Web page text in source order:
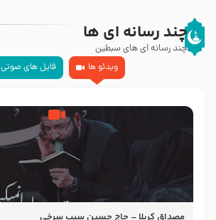
چند رسانه ای ها
چند رسانه ای های سبطین
ویدئو ها
فایل های صوتی
مصداق کربلا – حاج حسین سیب سرخی